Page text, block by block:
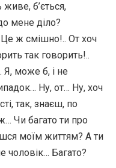
б’ється,
мене діло?
ж смішно!.. От хоч
так говорить!..
Я, може б, і не
Ну, от… Ну, хоч
так, знаєш, по
Чи багато ти про
моїм життям? А ти
Багато?